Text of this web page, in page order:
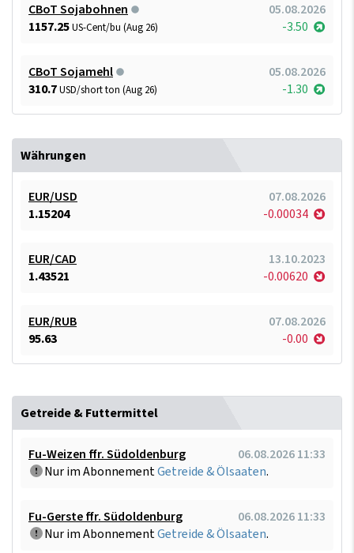
CBoT Sojabohnen
05.08.2026
1157.25US-Cent/bu (Aug 26) -3.50
CBoT Sojamehl
05.08.2026
310.7USD/short ton (Aug 26) -1.30
Währungen
EUR/USD
07.08.2026
1.15204
-0.00034
EUR/CAD
13.10.2023
1.43521
-0.00620
EUR/RUB
07.08.2026
95.63
-0.00
Getreide & Futtermittel
Fu-Weizen ffr. Südoldenburg
06.08.2026 11:33
Nur im AbonnementGetreide & Ölsaaten.
Fu-Gerste ffr. Südoldenburg
06.08.2026 11:33
Nur im AbonnementGetreide & Ölsaaten.